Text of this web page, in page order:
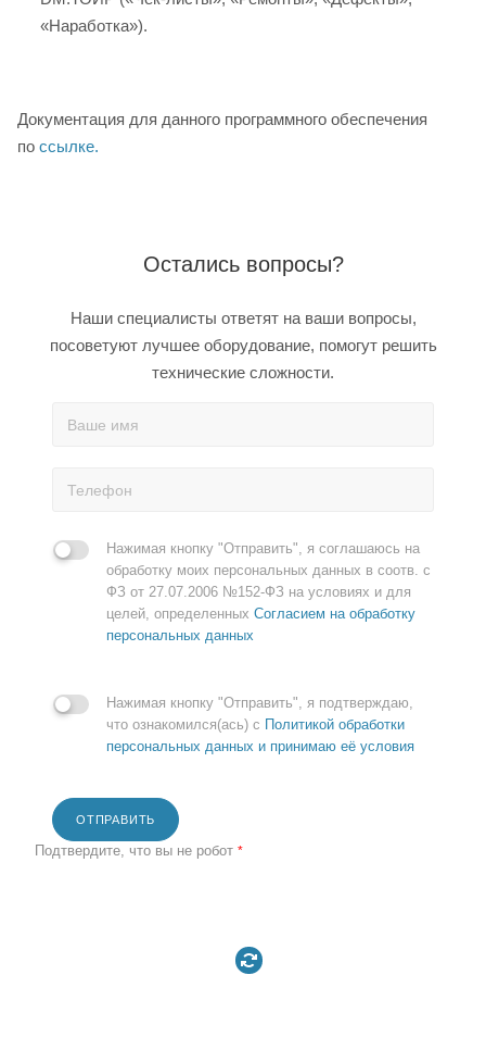
«Наработка»).
Документация для данного программного обеспечения
по ссылке.
Остались вопросы?
Наши специалисты ответят на ваши вопросы,
посоветуют лучшее оборудование, помогут решить
технические сложности.
Нажимая кнопку "Отправить", я соглашаюсь на
обработку моих персональных данных в соотв. с
ФЗ от 27.07.2006 №152-ФЗ на условиях и для
целей, определенных Согласием на обработку
персональных данных
Нажимая кнопку "Отправить", я подтверждаю,
что ознакомился(ась) с Политикой обработки
персональных данных и принимаю её условия
ОТПРАВИТЬ
Подтвердите, что вы не робот *